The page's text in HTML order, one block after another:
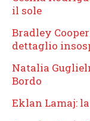
il sole
Bradley
dettaglio
Natalia
Bordo
Eklan Lamaj: